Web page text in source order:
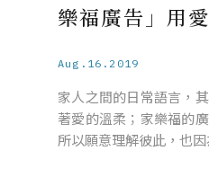
樂福廣告」用
Aug.16.2019
家人之間的日常語言，
著愛的溫柔；家樂福的
所以願意理解彼此，也